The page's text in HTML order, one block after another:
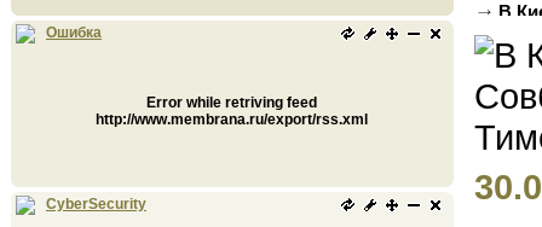
Ошибка
Error while retriving feed
http://www.membrana.ru/export/rss.xml
CyberSecurity
В